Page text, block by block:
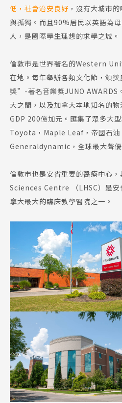
低，社會治安良好 ，沒有大城市
與孤獨。而且90%居民以英語為母
人，是國際學生理想的求學之城。
倫敦市是世界著名的Western
在地。每年舉辦各類文化節，頒
獎”-著名音樂獎JUNO AWARDS
大之間，以及加拿大本地知名的
GDP 200億加元。匯集了眾多大
Toyota，Maple Leaf，帝國石油
Generaldynamic，全球最大聲優
倫敦市也是安省重要的醫療中心
Sciences Centre （LHSC）是安
拿大最大的臨床教學醫院之一。